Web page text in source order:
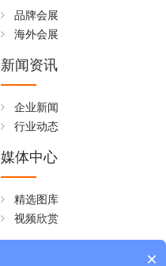
品牌会展
海外会展
新闻资讯
企业新闻
行业动态
媒体中心
精选图库
视频欣赏
×